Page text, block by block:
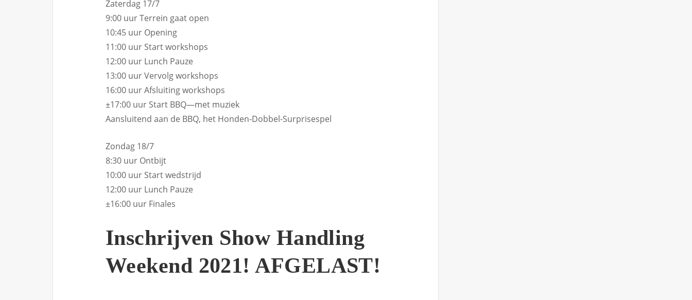
Zaterdag 17/7
9:00 uur Terrein gaat open
10:45 uur Opening
11:00 uur Start workshops
12:00 uur Lunch Pauze
13:00 uur Vervolg workshops
16:00 uur Afsluiting workshops
±17:00 uur Start BBQ—met muziek
Aansluitend aan de BBQ, het Honden-Dobbel-Surprisespel
Zondag 18/7
8:30 uur Ontbijt
10:00 uur Start wedstrijd
12:00 uur Lunch Pauze
±16:00 uur Finales
Inschrijven Show Handling
Weekend 2021! AFGELAST!